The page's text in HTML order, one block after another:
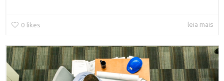
0 likes leia mais